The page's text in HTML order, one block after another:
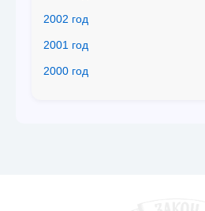
2002 год
2001 год
2000 год